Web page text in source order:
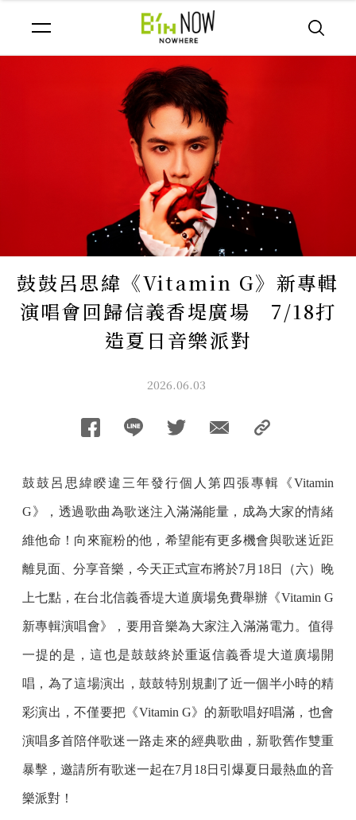
鼓鼓呂思緯《Vitamin G》新專輯
演唱會回歸信義香堤廣場 7/18打
造夏日音樂派對
2026.06.03
鼓鼓呂思緯睽違三年發行個人第四張專輯《Vitamin
G》，透過歌曲為歌迷注入滿滿能量，成為大家的情緒
維他命！向來寵粉的他，希望能有更多機會與歌迷近距
離見面、分享音樂，今天正式宣布將於7月18日（六）晚
上七點，在台北信義香堤大道廣場免費舉辦《Vitamin G
新專輯演唱會》，要用音樂為大家注入滿滿電力。值得
一提的是，這也是鼓鼓終於重返信義香堤大道廣場開
唱，為了這場演出，鼓鼓特別規劃了近一個半小時的精
彩演出，不僅要把《Vitamin G》的新歌唱好唱滿，也會
演唱多首陪伴歌迷一路走來的經典歌曲，新歌舊作雙重
暴擊，邀請所有歌迷一起在7月18日引爆夏日最熱血的音
樂派對！